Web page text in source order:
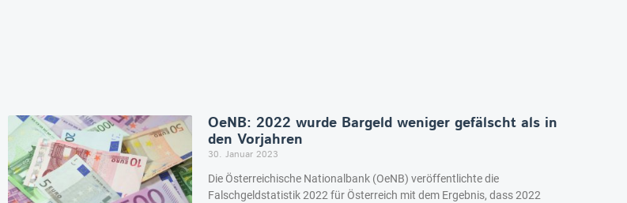
OeNB: 2022 wurde Bargeld weniger gefälscht als in
den Vorjahren
30. Januar 2023
Die Österreichische Nationalbank (OeNB) veröffentlichte die
Falschgeldstatistik 2022 für Österreich mit dem Ergebnis, dass 2022